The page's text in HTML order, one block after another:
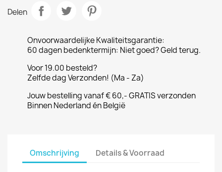
Delen
Onvoorwaardelijke Kwaliteitsgarantie:
60 dagen bedenktermijn: Niet goed? Geld terug.
Voor 19.00 besteld?
Zelfde dag Verzonden! (Ma - Za)
Jouw bestelling vanaf € 60,- GRATIS verzonden
Binnen Nederland én België
Omschrijving Details & Voorraad